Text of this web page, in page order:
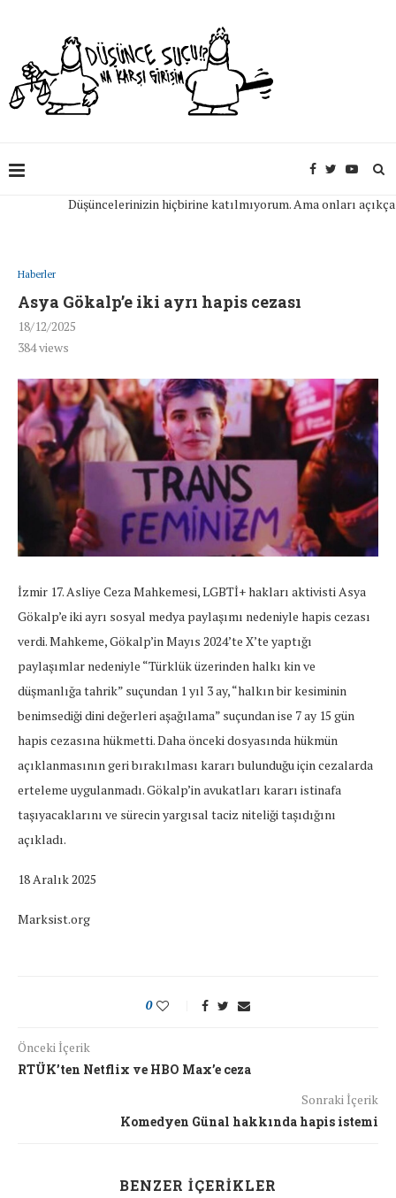
Düşüncelerinizin hiçbirine katılmıyorum. Ama onları açıkça
Haberler
Asya Gökalp’e iki ayrı hapis cezası
18/12/2025
384views
İzmir 17. Asliye Ceza Mahkemesi, LGBTİ+ hakları aktivisti Asya
Gökalp’e iki ayrı sosyal medya paylaşımı nedeniyle hapis cezası
verdi. Mahkeme, Gökalp’in Mayıs 2024’te X’te yaptığı
paylaşımlar nedeniyle “Türklük üzerinden halkı kin ve
düşmanlığa tahrik” suçundan 1 yıl 3 ay, “halkın bir kesiminin
benimsediği dini değerleri aşağılama” suçundan ise 7 ay 15 gün
hapis cezasına hükmetti. Daha önceki dosyasında hükmün
açıklanmasının geri bırakılması kararı bulunduğu için cezalarda
erteleme uygulanmadı. Gökalp’in avukatları kararı istinafa
taşıyacaklarını ve sürecin yargısal taciz niteliği taşıdığını
açıkladı.
18 Aralık 2025
Marksist.org
0
Önceki İçerik
RTÜK’ten Netflix ve HBO Max’e ceza
Sonraki İçerik
Komedyen Günal hakkında hapis istemi
BENZER İÇERIKLER